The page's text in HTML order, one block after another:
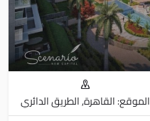
الموقع: القاهرة, الطريق الدائري